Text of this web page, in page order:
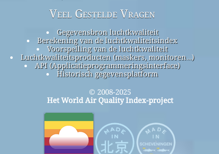
Veel Gestelde Vragen
Gegevensbron luchtkwaliteit
Berekening van de luchtkwaliteitsindex
Voorspelling van de luchtkwaliteit
Luchtkwaliteitsproducten (maskers, monitoren…)
API (Applicatieprogrammeringsinterface)
Historisch gegevensplatform
© 2008-2025
Het World Air Quality Index-project